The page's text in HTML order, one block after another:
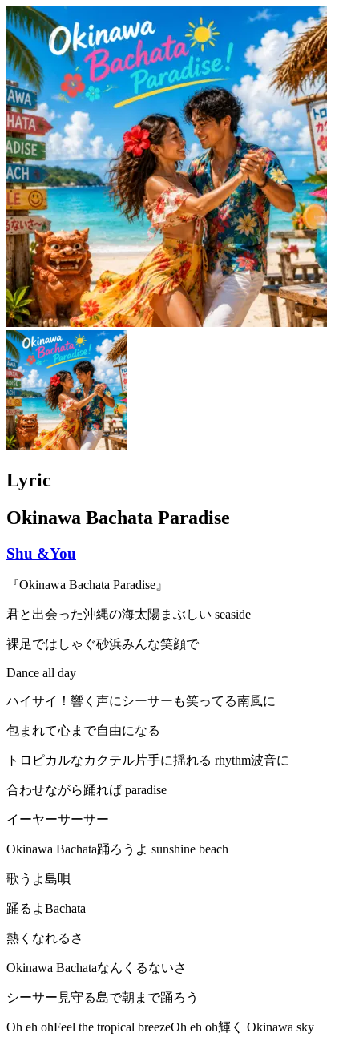
Lyric
Okinawa Bachata Paradise
Shu &You
『Okinawa Bachata Paradise』
君と出会った沖縄の海太陽まぶしい seaside
裸足ではしゃぐ砂浜みんな笑顔で
Dance all day
ハイサイ！響く声にシーサーも笑ってる南風に
包まれて心まで自由になる
トロピカルなカクテル片手に揺れる rhythm波音に
合わせながら踊れば paradise
イーヤーサーサー
Okinawa Bachata踊ろうよ sunshine beach
歌うよ島唄
踊るよBachata
熱くなれるさ
Okinawa Bachataなんくるないさ
シーサー見守る島で朝まで踊ろう
Oh eh ohFeel the tropical breezeOh eh oh輝く Okinawa sky